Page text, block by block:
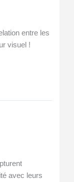
entre les
visuel !
avec leurs